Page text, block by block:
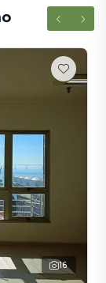
casas
lojas e
na
vida.
com
você
Rio de Janeiro
de
ou
para16